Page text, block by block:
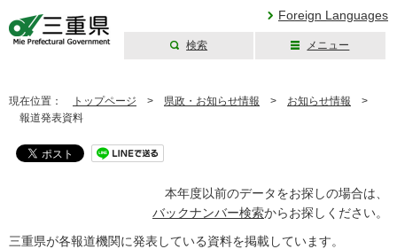
Foreign Languages
検索 メニュー
現在位置： トップページ > 県政・お知らせ情報 > お知らせ情報 >
報道発表資料
本年度以前のデータをお探しの場合は、
バックナンバー検索からお探しください。
三重県が各報道機関に発表している資料を掲載しています。